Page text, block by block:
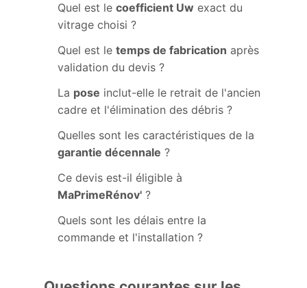
Quel est le coefficient Uw exact du
vitrage choisi ?
Quel est le temps de fabrication après
validation du devis ?
La pose inclut-elle le retrait de l'ancien
cadre et l'élimination des débris ?
Quelles sont les caractéristiques de la
garantie décennale ?
Ce devis est-il éligible à
MaPrimeRénov' ?
Quels sont les délais entre la
commande et l'installation ?